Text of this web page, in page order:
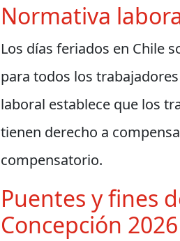
Normativa
Los días feriados en Chile
para todos los
laboral establece que los
tienen derecho a
compensatorio.
Puentes y fines
Concepción 2026